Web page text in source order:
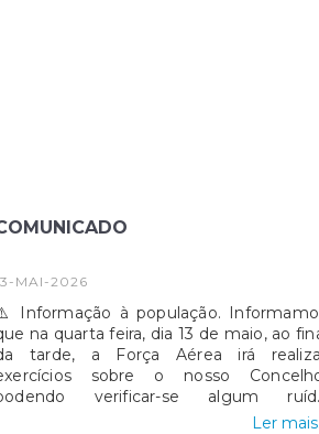
MAI-2026
Informação à população.
na quarta feira, dia 13 de maio, ao
tarde, a Força Aérea irá
sobre o nosso
verificar-se algum
associado às operações.Solicita-se à
Ler